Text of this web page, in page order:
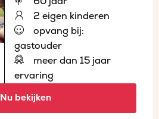
2 eigen kinderen
opvang bij:
gastouder
meer dan 15 jaar
ervaring
Nu bekijken